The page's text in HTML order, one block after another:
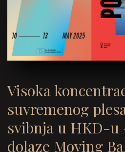
Visoka
suvremenog
svibnja u HKD-u
dolaze Moving